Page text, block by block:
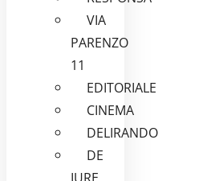
VIA
PARENZO
11
EDITORIALE
CINEMA
DELIRANDO
DE